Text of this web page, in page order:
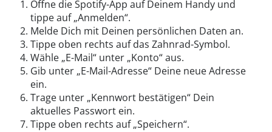
Öffne die Spotify-App auf Deinem Handy und
tippe auf „Anmelden“.
Melde Dich mit Deinen persönlichen Daten an.
Tippe oben rechts auf das Zahnrad-Symbol.
Wähle „E-Mail“ unter „Konto“ aus.
Gib unter „E-Mail-Adresse“ Deine neue Adresse
ein.
Trage unter „Kennwort bestätigen“ Dein
aktuelles Passwort ein.
Tippe oben rechts auf „Speichern“.